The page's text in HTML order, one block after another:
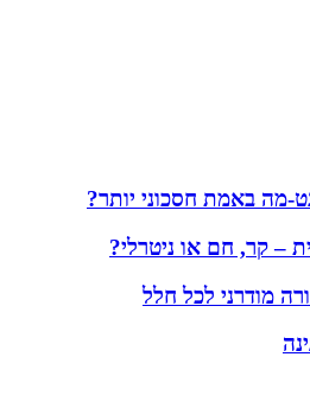
מה באמת חסכוני יותר?
– קר, חם או ניטרלי?